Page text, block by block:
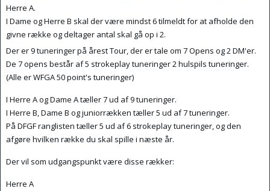
Herre A.
I Dame og Herre B skal der være mindst 6 tilmeldt for at afholde den
givne række og deltager antal skal gå op i 2.
Der er 9 tuneringer på årest Tour, der er tale om 7 Opens og 2 DM'er.
De 7 opens består af 5 strokeplay tuneringer 2 hulspils tuneringer.
(Alle er WFGA 50 point's tuneringer)
I Herre A og Dame A tæller 7 ud af 9 tuneringer.
I Herre B, Dame B og juniorrækken tæller 5 ud af 7 tuneringer.
På DFGF ranglisten tæller 5 ud af 6 strokeplay tuneringer, og den
afgøre hvilken række du skal spille i næste år.
Der vil som udgangspunkt være disse rækker:
Herre A